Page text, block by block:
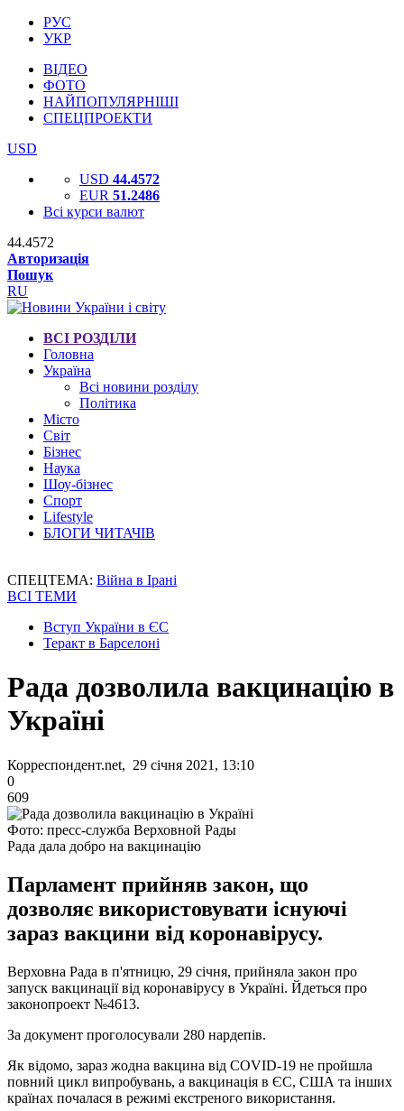
РУС
УКР
ВІДЕО
ФОТО
НАЙПОПУЛЯРНІШІ
СПЕЦПРОЕКТИ
USD
USD 44.4572
EUR 51.2486
Всі курси валют
44.4572
Авторизація
Пошук
RU
ВСІ РОЗДІЛИ
Головна
Україна
Всі новини розділу
Політика
Місто
Світ
Бізнес
Наука
Шоу-бізнес
Спорт
Lifestyle
БЛОГИ ЧИТАЧІВ
СПЕЦТЕМА: Війна в Ірані
ВСІ ТЕМИ
Вступ України в ЄС
Теракт в Барселоні
Рада дозволила вакцинацію в
Україні
Корреспондент.net, 29 січня 2021, 13:10
0
609
Фото: пресс-служба Верховной Рады
Рада дала добро на вакцинацію
Парламент прийняв закон, що
дозволяє використовувати існуючі
зараз вакцини від коронавірусу.
Верховна Рада в п'ятницю, 29 січня, прийняла закон про
запуск вакцинації від коронавірусу в Україні. Йдеться про
законопроект №4613.
За документ проголосували 280 нардепів.
Як відомо, зараз жодна вакцина від СOVID-19 не пройшла
повний цикл випробувань, а вакцинація в ЄС, США та інших
країнах почалася в режимі екстреного використання.